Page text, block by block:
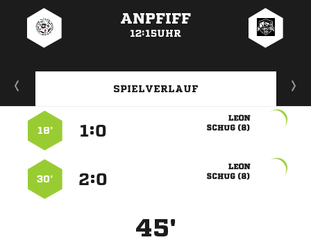
ANPFIFF
12:15UHR
SPIELVERLAUF

 
:
18’

 
:
30’
45'